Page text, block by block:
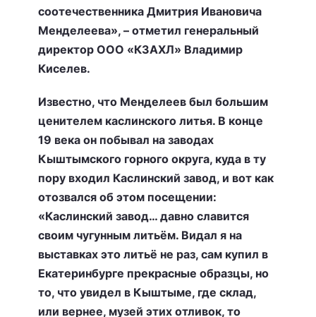
соотечественника Дмитрия Ивановича
Менделеева», – отметил генеральный
директор ООО «КЗАХЛ» Владимир
Киселев.
Известно, что Менделеев был большим
ценителем каслинского литья. В конце
19 века он побывал на заводах
Кыштымского горного округа, куда в ту
пору входил Каслинский завод, и вот как
отозвался об этом посещении:
«Каслинский завод… давно славится
своим чугунным литьём. Видал я на
выставках это литьё не раз, сам купил в
Екатеринбурге прекрасные образцы, но
то, что увидел в Кыштыме, где склад,
или вернее, музей этих отливок, то